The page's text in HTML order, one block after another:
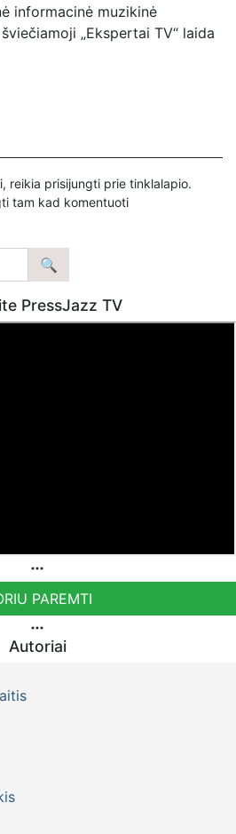
informacinė muzikinė
„Ekspertai TV“ laida
https://t.me/ekspertaiTelegram
skaitytojų ir žiūrovų, mus
paspaudę šią nuorodą –
Ekspertaieu?
reikia prisijungti prie tinklalapio.
tam kad komentuoti
PressJazz TV
PAREMTI
Autoriai